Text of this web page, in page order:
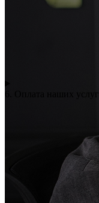
6. Оплата наших услуг